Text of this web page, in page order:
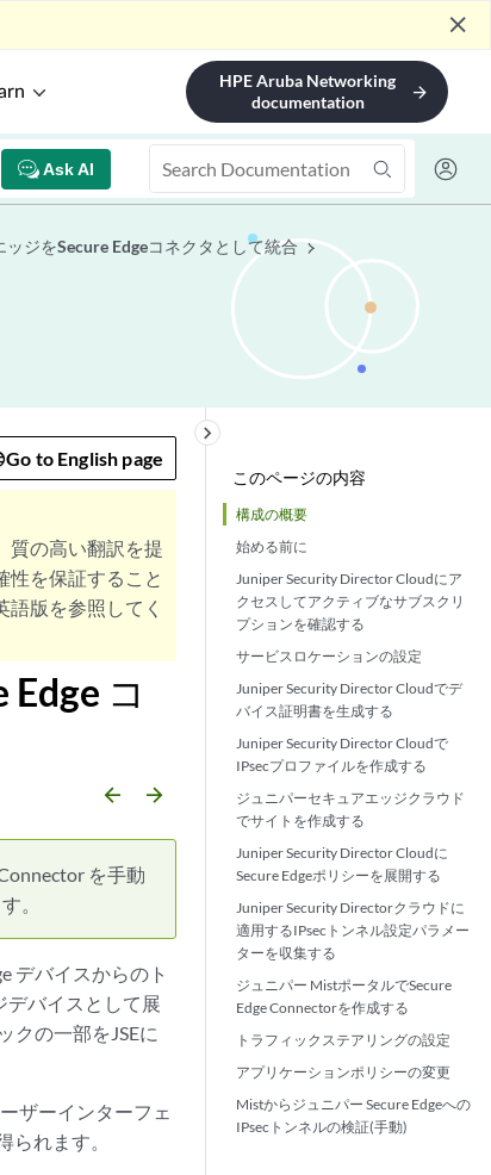
close
HPE Aruba Networking
documentation
arrow_forward
Ask AI
ジをSecure Edgeコネクタとして統合
このページの内容
構成の概要
始める前に
Juniper Security Director Cloudにア
クセスしてアクティブなサブスクリ
プションを確認する
サービスロケーションの設定
Juniper Security Director Cloudでデ
バイス証明書を生成する
Juniper Security Director Cloudで
IPsecプロファイルを作成する
ジュニパーセキュアエッジクラウド
でサイトを作成する
Juniper Security Director Cloudに
Secure Edgeポリシーを展開する
Juniper Security Directorクラウドに
適用するIPsecトンネル設定パラメー
ターを収集する
ジュニパー MistポータルでSecure
Edge Connectorを作成する
トラフィックステアリングの設定
アプリケーションポリシーの変更
Mistからジュニパー Secure Edgeへの
IPsecトンネルの検証(手動)
keyboard_arrow_right
Go to English page
質の高い翻訳を提
性を保証すること
版を参照してく
コ
arrow_backward arrow_forward
を手動
。
デバイスからのト
バイスとして展
クの一部をJSEに
ザーインターフェ
れます。